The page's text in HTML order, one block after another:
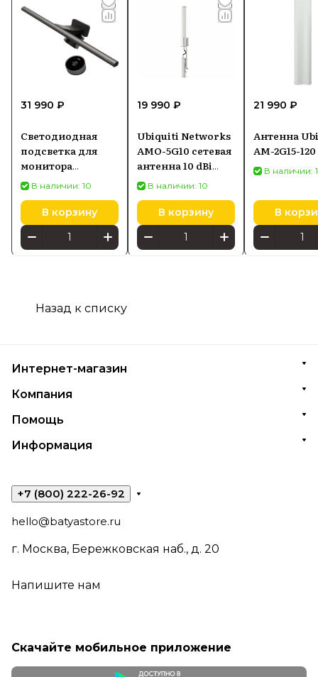
31 990 ₽
Светодиодная
подсветка для
монитора
SCREENBAR HALO
2
В наличии: 10
В корзину
19 990 ₽
Ubiquiti Networks
AMO-5G10 сетевая
антенна 10 dBi
Секторная
антенна
В наличии: 10
В корзину
21 990 ₽
Антенна
AM-2G15-120
В наличии:
В
Назад к списку
Интернет-магазин
Компания
Помощь
Информация
+7 (800) 222-26-92
hello@batyastore.ru
г. Москва, Бережковская наб., д. 20
Напишите нам
Скачайте мобильное приложение